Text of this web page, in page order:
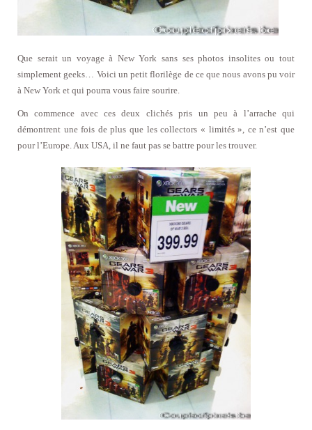
Que serait un voyage à New York sans ses photos insolites ou tout
simplement geeks… Voici un petit florilège de ce que nous avons pu voir
à New York et qui pourra vous faire sourire.
On commence avec ces deux clichés pris un peu à l’arrache qui
démontrent une fois de plus que les collectors « limités », ce n’est que
pour l’Europe. Aux USA, il ne faut pas se battre pour les trouver.